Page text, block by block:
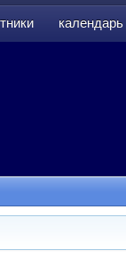
календарь